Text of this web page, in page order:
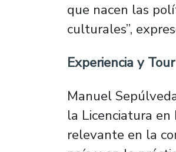
que nacen las
culturales”,
Experiencia y
Manuel
la Licenciatura
relevante en la